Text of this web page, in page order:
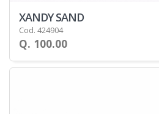
XANDY SAND
Cod. 424904
Q. 100.00